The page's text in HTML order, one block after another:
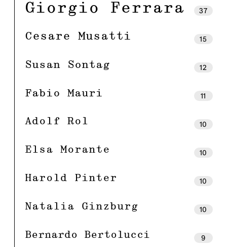
Giorgio Ferrara 37
Cesare Musatti 15
Susan Sontag 12
Fabio Mauri 11
Adolf Rol 10
Elsa Morante 10
Harold Pinter 10
Natalia Ginzburg 10
Bernardo Bertolucci 9